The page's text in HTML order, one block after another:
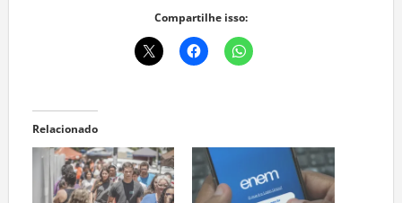
Compartilhe isso:
Relacionado